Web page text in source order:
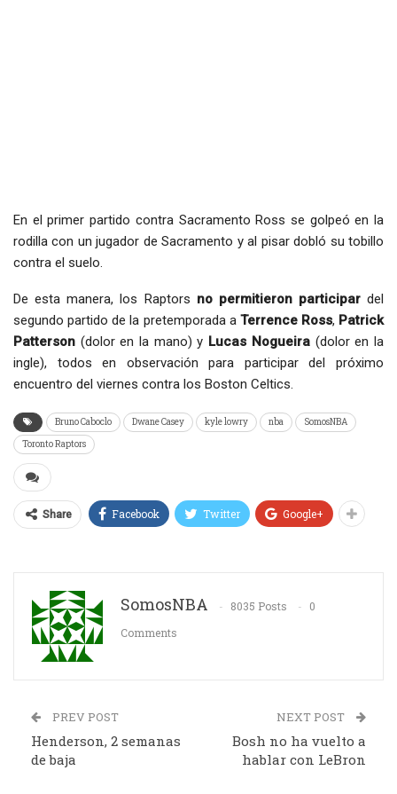
En el primer partido contra Sacramento Ross se golpeó en la
rodilla con un jugador de Sacramento y al pisar dobló su tobillo
contra el suelo.
De esta manera, los Raptors no permitieron participardel
segundo partido de la pretemporada a Terrence Ross, Patrick
Patterson (dolor en la mano) y Lucas Nogueira(dolor en la
ingle), todos en observación para participar del próximo
encuentro del viernes contra los Boston Celtics.
Bruno Caboclo Dwane Casey kyle lowry nba
SomosNBA
Toronto Raptors
Share Facebook Twitter Google+
SomosNBA 8035 Posts
0
Comments
PREV POST
Henderson, 2 semanas
de baja
NEXT POST
Bosh no ha vuelto a
hablar con LeBron